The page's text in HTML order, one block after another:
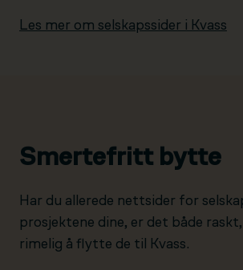
Les mer om selskapssider i Kvass
Smertefritt bytte
Har du allerede nettsider for
prosjektene dine, er det både
rimelig å flytte de til Kvass.